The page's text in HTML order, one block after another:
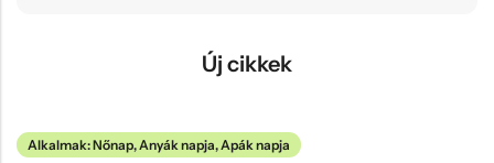
Új cikkek
Alkalmak: Nőnap, Anyák napja, Apák napja